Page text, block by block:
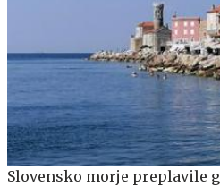
Slovensko morje preplavile